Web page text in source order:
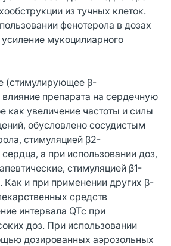
из тучных клеток.
фенотерола в дозах
мукоцилиарного
(стимулирующее β-
препарата на сердечную
как увеличение частоты и силы
обусловлено сосудистым
стимуляцией β2-
а при использовании доз,
стимуляцией β1-
Как и при применении других β-
средств
интервала QTc при
доз. При использовании
дозированных аэрозольных